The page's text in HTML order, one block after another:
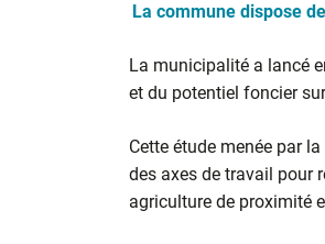
La commune dispose
La municipalité a lancé
et du potentiel foncier
Cette étude menée par
des axes de travail pour
agriculture de proximité